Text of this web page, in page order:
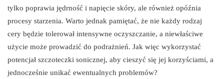
tylko poprawia jędrność i napięcie skóry, ale również opóźnia
procesy starzenia. Warto jednak pamiętać, że nie każdy rodzaj
cery będzie tolerował intensywne oczyszczanie, a niewłaściwe
użycie może prowadzić do podrażnień. Jak więc wykorzystać
potencjał szczoteczki sonicznej, aby cieszyć się jej korzyściami, a
jednocześnie unikać ewentualnych problemów?